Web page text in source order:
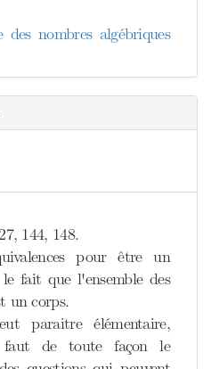
nombres algébriques
144, 148.
pour être un
fait que l'ensemble des
un corps.
paraitre élémentaire,
de toute façon le